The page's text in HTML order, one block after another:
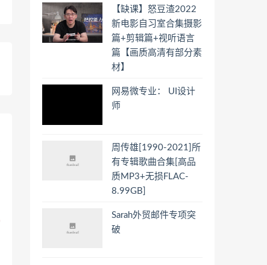
【缺课】怒豆渣2022
新电影自习室合集摄影
篇+剪辑篇+视听语言
篇【画质高清有部分素
材】
网易微专业： UI设计
师
周传雄[1990-2021]所
有专辑歌曲合集[高品
质MP3+无损FLAC-
8.99GB]
Sarah外贸邮件专项突
破